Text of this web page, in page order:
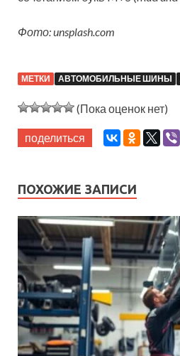
Фото: unsplash.com
МЕТКИ АВТОМОБИЛЬНЫЕ ШИНЫ
(Пока оценок нет)
поделиться
ПОХОЖИЕ ЗАПИСИ